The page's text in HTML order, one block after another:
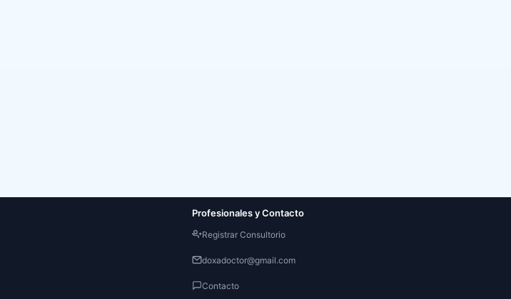
Profesionales y Contacto
Registrar Consultorio
doxadoctor@gmail.com
Contacto